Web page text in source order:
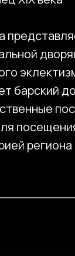
барский